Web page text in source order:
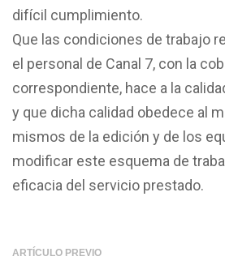
difícil cumplimiento.
Que las condiciones de trabajo
el personal de Canal 7, con la
correspondiente, hace a la
y que dicha calidad obedece al
mismos de la edición y de los
modificar este esquema de
eficacia del servicio prestado.
ARTÍCULO PREVIO